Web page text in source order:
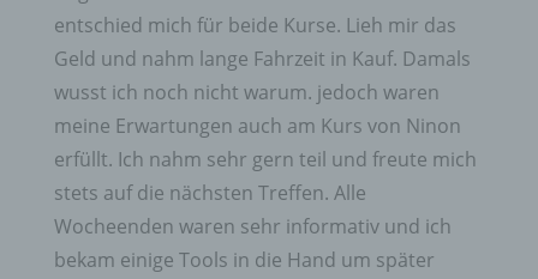
entschied mich für beide Kurse. Lieh mir das
Geld und nahm lange Fahrzeit in Kauf. Damals
wusst ich noch nicht warum. jedoch waren
meine Erwartungen auch am Kurs von Ninon
erfüllt. Ich nahm sehr gern teil und freute mich
stets auf die nächsten Treffen. Alle
Wocheenden waren sehr informativ und ich
bekam einige Tools in die Hand um später